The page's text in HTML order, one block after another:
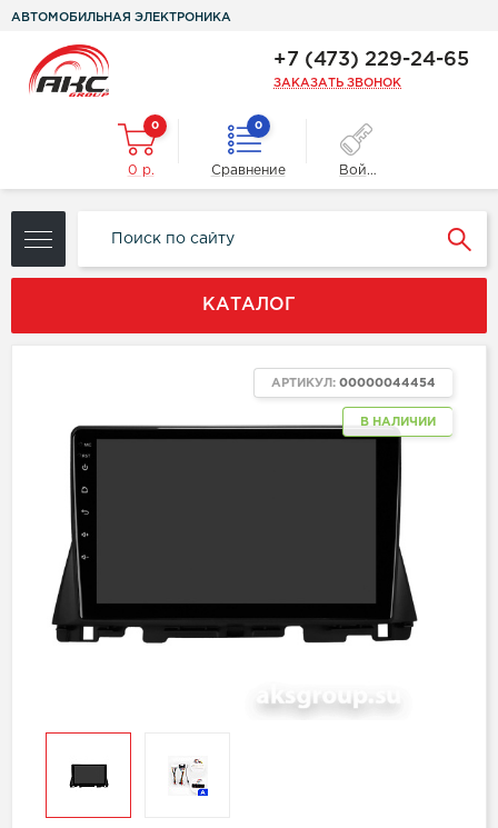
АВТОМОБИЛЬНАЯ ЭЛЕКТРОНИКА
+7 (473) 229-24-65
ЗАКАЗАТЬ ЗВОНОК
0
0 р.
0
Сравнение Войти
КАТАЛОГ
В НАЛИЧИИ
АРТИКУЛ: 00000044454